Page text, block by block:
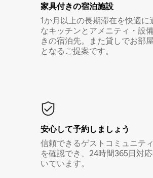
家具付き⁠の宿⁠泊⁠施⁠設
1か月以上の長期滞在を快適に
なキッチンとアメニティ・設
きの宿泊先。また貸しでお部
となるご提案です。
安心して予約しましょう
信頼できるゲストコミュニテ
を確認でき、24時間365日対
いています。